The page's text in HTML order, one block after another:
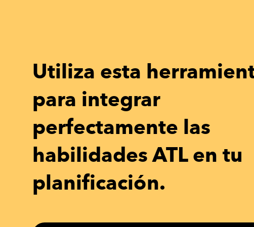
Utiliza esta
para integrar
perfectamente las
habilidades ATL en tu
planificación.